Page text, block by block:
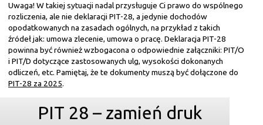
Uwaga! W takiej sytuacji nadal przysługuje Ci prawo do wspólnego
rozliczenia, ale nie deklaracji PIT-28, a jedynie dochodów
opodatkowanych na zasadach ogólnych, na przykład z takich
źródeł jak: umowa zlecenie, umowa o pracę. Deklaracja PIT-28
powinna być również wzbogacona o odpowiednie załączniki: PIT/O
i PIT/D dotyczące zastosowanych ulg, wysokości dokonanych
odliczeń, etc. Pamiętaj, że te dokumenty muszą być dołączone do
PIT-28 za 2025.
PIT 28 – zamień druk